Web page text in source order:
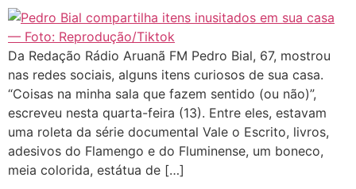
Da Redação Rádio Aruanã FM Pedro Bial, 67, mostrou
nas redes sociais, alguns itens curiosos de sua casa.
“Coisas na minha sala que fazem sentido (ou não)”,
escreveu nesta quarta-feira (13). Entre eles, estavam
uma roleta da série documental Vale o Escrito, livros,
adesivos do Flamengo e do Fluminense, um boneco,
meia colorida, estátua de […]